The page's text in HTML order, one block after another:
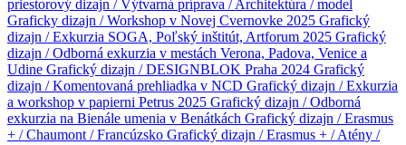
priestorový dizajn / Výtvarná príprava / Architektúra / model
Graficky dizajn / Workshop v Novej Cvernovke 2025 Grafický
dizajn / Exkurzia SOGA, Poľský inštitút, Artforum 2025 Grafický
dizajn / Odborná exkurzia v mestách Verona, Padova, Venice a
Udine Grafický dizajn / DESIGNBLOK Praha 2024 Grafický
dizajn / Komentovaná prehliadka v NCD Grafický dizajn / Exkurzia
a workshop v papierni Petrus 2025 Grafický dizajn / Odborná
exkurzia na Bienále umenia v Benátkách Grafický dizajn / Erasmus
+ / Chaumont / Francúzsko Grafický dizajn / Erasmus + / Atény /